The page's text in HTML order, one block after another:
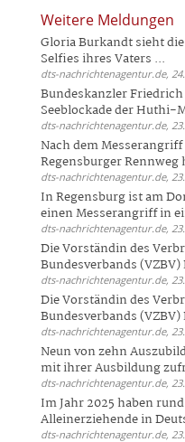
Weitere Meldungen
Gloria Burkandt sieht
Selfies ihres Vaters ...
dts-nachrichtenagentur.de,
Bundeskanzler
Seeblockade der Huthi-
dts-nachrichtenagentur.de,
Nach dem
Regensburger Rennweg
dts-nachrichtenagentur.de,
In Regensburg ist am
einen Messerangriff in
dts-nachrichtenagentur.de,
Die Vorständin des
Bundesverbands (VZBV)
dts-nachrichtenagentur.de,
Die Vorständin des
Bundesverbands (VZBV)
dts-nachrichtenagentur.de,
Neun von zehn
mit ihrer Ausbildung
dts-nachrichtenagentur.de,
Im Jahr 2025 haben
Alleinerziehende in
dts-nachrichtenagentur.de,